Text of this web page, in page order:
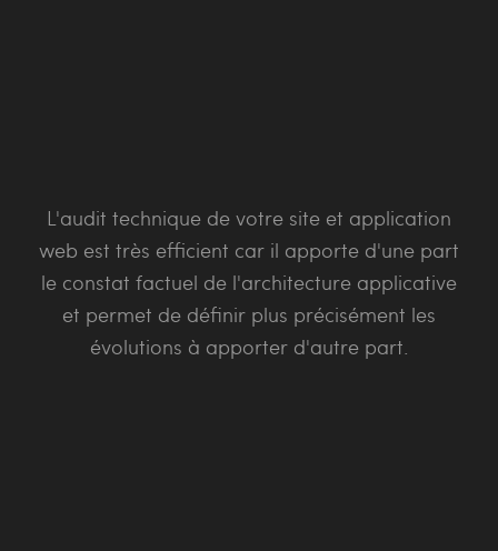
L'audit technique de votre site et application
web est très efficient car il apporte d'une part
le constat factuel de l'architecture applicative
et permet de définir plus précisément les
évolutions à apporter d'autre part.